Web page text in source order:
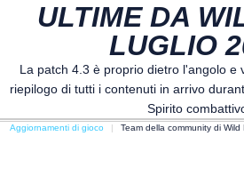
ULTIME DA
LUGLIO
La patch 4.3 è proprio dietro l'angolo e
riepilogo di tutti i contenuti in arrivo
Spirito
Aggiornamenti di gioco Team della community di Wild